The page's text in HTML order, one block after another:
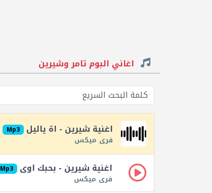
اغاني البوم تامر وشيرين
اغنية شيرين - اة ياليل Mp3
فرى ميكس
اغنية شيرين - بحبك اوى Mp3
فرى ميكس